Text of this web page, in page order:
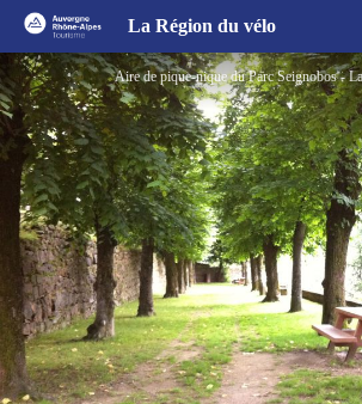
La Région du vélo
Aire de pique-nique du Parc Seignobos -